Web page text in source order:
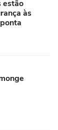
estão
às